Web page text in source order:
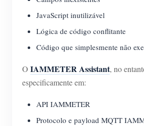
JavaScript inutilizável
Lógica de código conflitante
Código que simplesmente não
O IAMMETER Assistant, no
especificamente em:
API IAMMETER
Protocolo e payload MQTT